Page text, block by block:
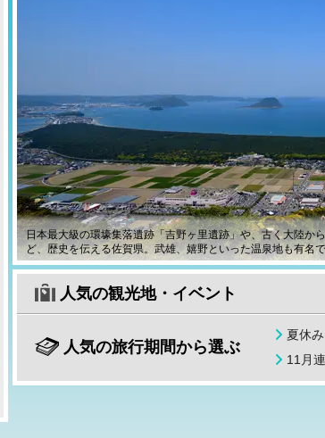
日本最大級の環壕集落遺跡「吉野ヶ里遺跡」や、古く大陸か
ど、歴史を伝える佐賀県。武雄、嬉野といった温泉地も有名
人気の観光地・イベント
人気の旅行期間から選ぶ
夏休
11月